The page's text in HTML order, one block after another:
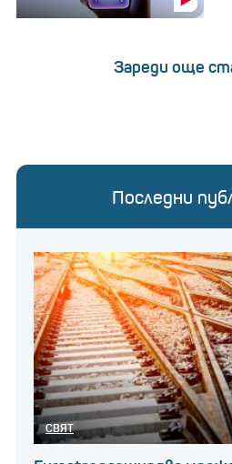
Зареди още
Последни
СВЯТ